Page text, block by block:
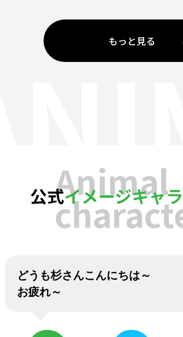
もっと見る
公式イメージキャ
Animal
どうも杉さんこんにちは～
お疲れ～